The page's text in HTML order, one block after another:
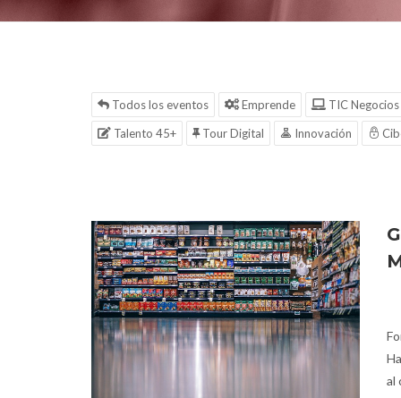
Todos los eventos Emprende
TIC Negocios
Talento 45+
Tour Digital Innovación
al